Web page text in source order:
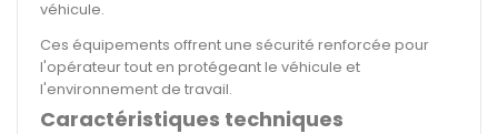
véhicule.
Ces équipements offrent une sécurité renforcée pour
l'opérateur tout en protégeant le véhicule et
l'environnement de travail.
Caractéristiques techniques